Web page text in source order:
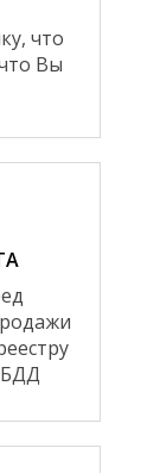
что
Вы